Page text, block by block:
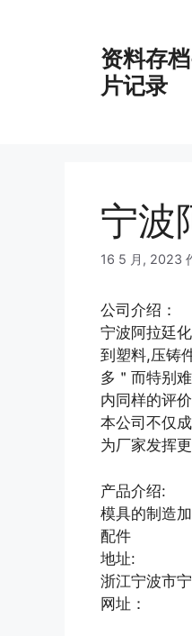
资料存
片记录
宁波
16 5 月, 2023
公司介绍：
宁波阿拉廷
到塑料,压铸
多＂而特别
内同样的评
本公司不仅
为厂家发挥
产品介绍:
模具的制造
配件
地址:
浙江宁波市
网址：